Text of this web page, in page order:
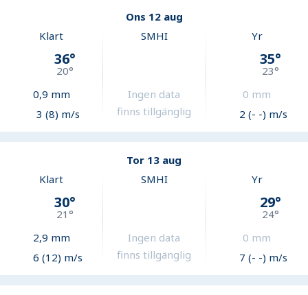
Ons 12 aug
Klart
36°
20°
0,9 mm
3 (8) m/s
SMHI
Ingen data
finns tillgänglig
Yr
35°
23°
0 mm
2 (- -) m/s
Tor 13 aug
Klart
30°
21°
2,9 mm
6 (12) m/s
SMHI
Ingen data
finns tillgänglig
Yr
29°
24°
0 mm
7 (- -) m/s